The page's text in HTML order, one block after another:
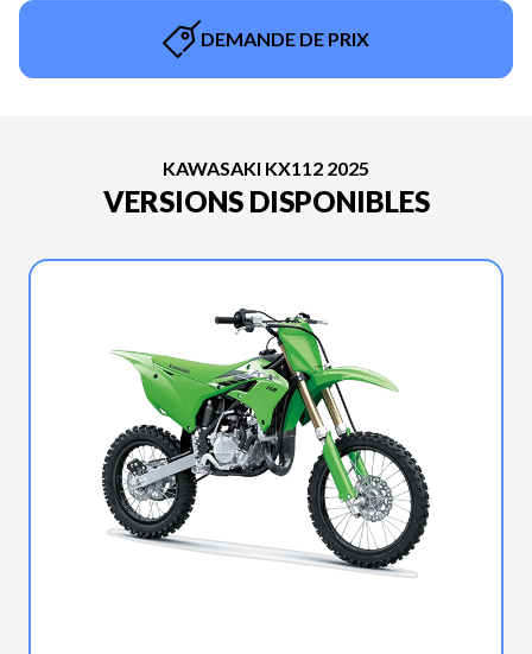
DEMANDE DE PRIX
KAWASAKI KX112 2025
VERSIONS DISPONIBLES